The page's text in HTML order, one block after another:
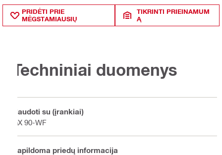
PRIDĖTI PRIE
MĖGSTAMIAUSIŲ
TIKRINTI PRIEINAMUM
Ą
Techniniai duomenys
Naudoti su (įrankiai)
GX 90-WF
Papildoma priedų informacija